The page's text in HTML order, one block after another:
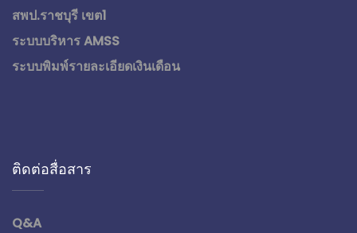
สพป.ราชบุรี เขต1
ระบบบริหาร AMSS
ระบบพิมพ์รายละเอียดเงินเดือน
ติดต่อสื่อสาร
Q&A